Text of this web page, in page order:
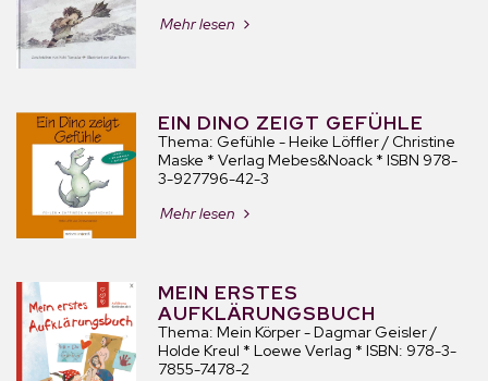
Mehr lesen
EIN DINO ZEIGT GEFÜHLE
Thema: Gefühle - Heike Löffler / Christine
Maske * Verlag Mebes&Noack * ISBN 978-
3-927796-42-3
Mehr lesen
MEIN ERSTES
AUFKLÄRUNGSBUCH
Thema: Mein Körper - Dagmar Geisler /
Holde Kreul * Loewe Verlag * ISBN: 978-3-
7855-7478-2